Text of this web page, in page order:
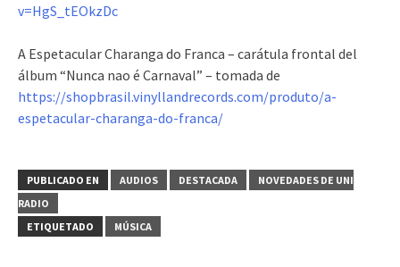
v=HgS_tEOkzDc
A Espetacular Charanga do Franca – carátula frontal del
álbum “Nunca nao é Carnaval” – tomada de
https://shopbrasil.vinyllandrecords.com/produto/a-
espetacular-charanga-do-franca/
PUBLICADO EN AUDIOS DESTACADA
NOVEDADES DE UNI
RADIO
ETIQUETADO
MÚSICA